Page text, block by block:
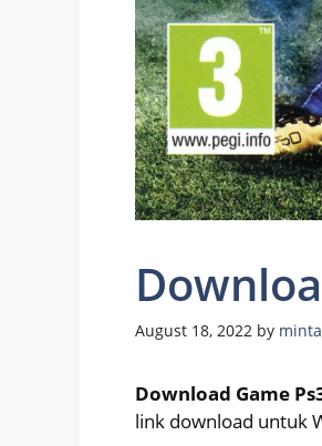
August 18, 2022 by
Download Game
link download untuk